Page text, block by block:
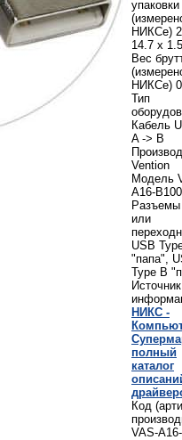
упаковки
НИКСе)
14.7 x
Вес
НИКСе)
Тип
Кабель
A -> B
Vention
Модель
A16-B100
Разъемы
или
USB
"папа",
Type B
Источник
НИКС -
полный
каталог
Код
VAS-